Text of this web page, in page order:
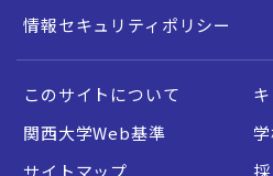
情報セキュリティポリシー
このサイトについて
関西大学Web基準